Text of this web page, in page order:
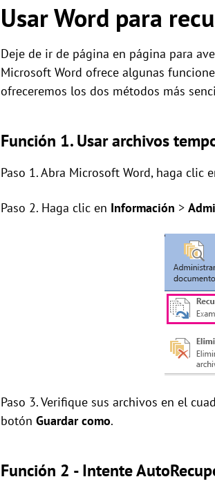
Usar Word para
Deje de ir de página en página para
Microsoft Word ofrece algunas
ofreceremos los dos métodos más
Función 1. Usar archivos
Paso 1. Abra Microsoft Word, haga clic
Paso 2. Haga clic en Información >
Paso 3. Verifique sus archivos en el
botón Guardar como.
Función 2 - Intente